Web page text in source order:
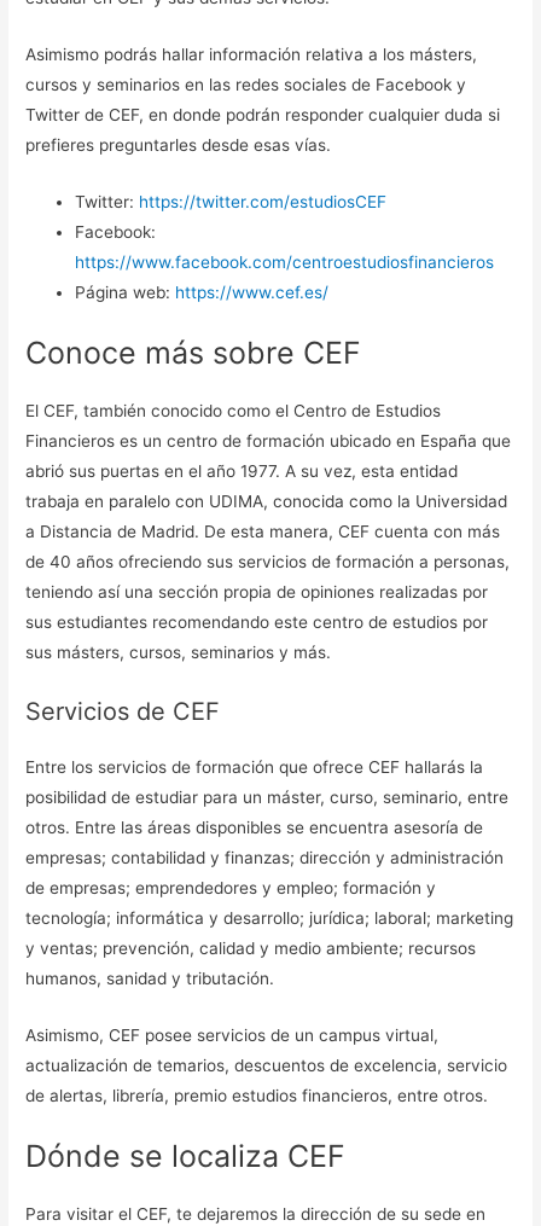
Asimismo podrás hallar información relativa a los másters,
cursos y seminarios en las redes sociales de Facebook y
Twitter de CEF, en donde podrán responder cualquier duda si
prefieres preguntarles desde esas vías.
Twitter: https://twitter.com/estudiosCEF
Facebook:
https://www.facebook.com/centroestudiosfinancieros
Página web: https://www.cef.es/
Conoce más sobre CEF
El CEF, también conocido como el Centro de Estudios
Financieros es un centro de formación ubicado en España que
abrió sus puertas en el año 1977. A su vez, esta entidad
trabaja en paralelo con UDIMA, conocida como la Universidad
a Distancia de Madrid. De esta manera, CEF cuenta con más
de 40 años ofreciendo sus servicios de formación a personas,
teniendo así una sección propia de opiniones realizadas por
sus estudiantes recomendando este centro de estudios por
sus másters, cursos, seminarios y más.
Servicios de CEF
Entre los servicios de formación que ofrece CEF hallarás la
posibilidad de estudiar para un máster, curso, seminario, entre
otros. Entre las áreas disponibles se encuentra asesoría de
empresas; contabilidad y finanzas; dirección y administración
de empresas; emprendedores y empleo; formación y
tecnología; informática y desarrollo; jurídica; laboral; marketing
y ventas; prevención, calidad y medio ambiente; recursos
humanos, sanidad y tributación.
Asimismo, CEF posee servicios de un campus virtual,
actualización de temarios, descuentos de excelencia, servicio
de alertas, librería, premio estudios financieros, entre otros.
Dónde se localiza CEF
Para visitar el CEF, te dejaremos la dirección de su sede en